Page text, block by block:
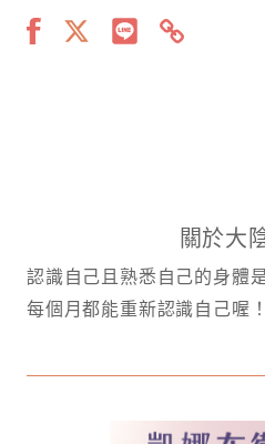
關於大
認識自己且熟悉自己的身體
每個月都能重新認識自己喔！